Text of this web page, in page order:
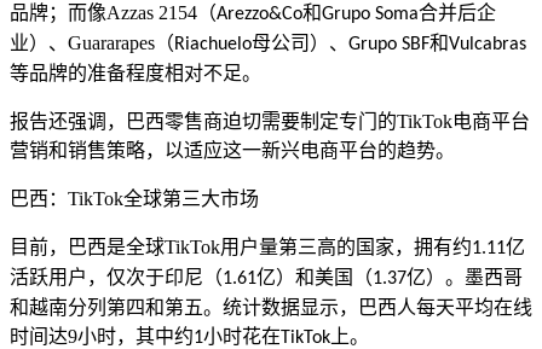
品牌；而像Azzas 2154 （Arezzo&Co和Grupo Soma合并后企
业）、 Guararapes （Riachuelo母公司）、 Grupo SBF和Vulcabras
等品牌的准备程度相对不足。
报告还强调，巴西零售商迫切需要制定专门的TikTok电商平台
营销和销售策略，以适应这一新兴电商平台的趋势。
巴西： TikTok全球第三大市场
目前，巴西是全球TikTok用户量第三高的国家，拥有约1.11亿
活跃用户，仅次于印尼（1.61亿）和美国（1.37亿）。墨西哥
和越南分列第四和第五。 统计数据显示，巴西人每天平均在线
时间达9小时，其中约1小时花在TikTok 上。